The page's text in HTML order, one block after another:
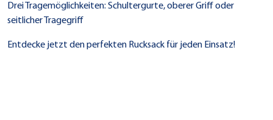
Drei Tragemöglichkeiten: Schultergurte, oberer Griff oder
seitlicher Tragegriff
Entdecke jetzt den perfekten Rucksack für jeden Einsatz!